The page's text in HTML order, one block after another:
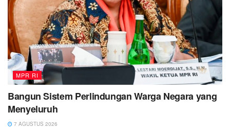
MPR RI
Bangun Sistem Perlindungan Warga Negara yang
Menyeluruh
7 AGUSTUS 2026